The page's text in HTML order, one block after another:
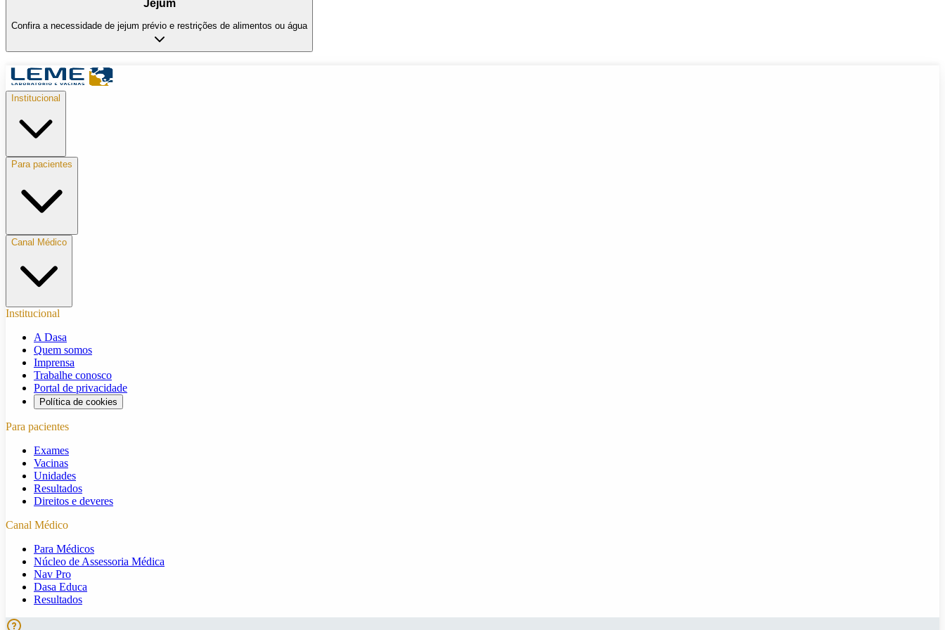
Jejum
Confira a necessidade de jejum prévio e restrições de alimentos ou água
Institucional
Para pacientes
Canal Médico
Institucional
A Dasa
Quem somos
Imprensa
Trabalhe conosco
Portal de privacidade
Política de cookies
Para pacientes
Exames
Vacinas
Unidades
Resultados
Direitos e deveres
Canal Médico
Para Médicos
Núcleo de Assessoria Médica
Nav Pro
Dasa Educa
Resultados